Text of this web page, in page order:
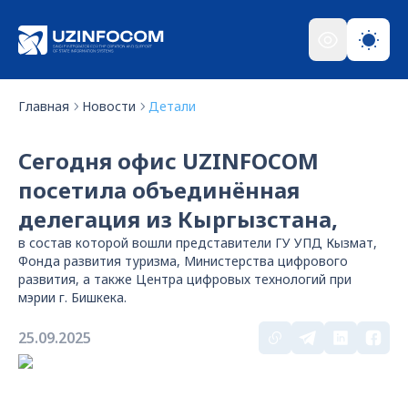
Главная Новости Детали
Сегодня офис UZINFOCOM
посетила объединённая
делегация из Кыргызстана,
в состав которой вошли представители ГУ УПД Кызмат,
Фонда развития туризма, Министерства цифрового
развития, а также Центра цифровых технологий при
мэрии г. Бишкека.
25.09.2025